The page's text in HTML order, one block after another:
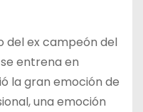
del ex campeón del
entrena en
la gran emoción de
una emoción